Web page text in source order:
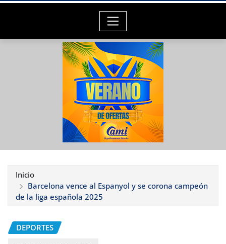
Inicio
Barcelona vence al Espanyol y se corona campeón
de la liga española 2025
DEPORTES